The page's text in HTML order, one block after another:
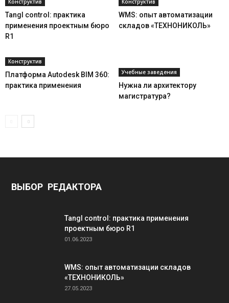
Конструктив
Tangl control: практика
применения проектным бюро
R1
Конструктив
WMS: опыт автоматизации
складов «ТЕХНОНИКОЛЬ»
Конструктив
Платформа Autodesk BIM 360:
практика применения
Учебные заведения
Нужна ли архитектору
магистратура?
ВЫБОР РЕДАКТОРА
Tangl control: практика применения
проектным бюро R1
01.06.2023
WMS: опыт автоматизации складов
«ТЕХНОНИКОЛЬ»
27.05.2023